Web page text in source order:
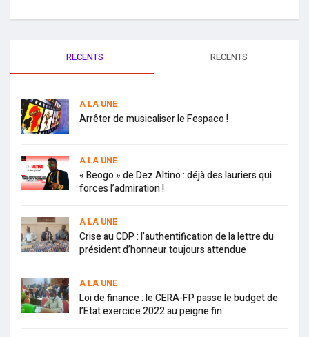
RECENTS RECENTS
A LA UNE
Arrêter de musicaliser le Fespaco !
A LA UNE
« Beogo » de Dez Altino : déjà des lauriers qui
forces l’admiration !
A LA UNE
Crise au CDP : l’authentification de la lettre du
président d’honneur toujours attendue
A LA UNE
Loi de finance : le CERA-FP passe le budget de
l’Etat exercice 2022 au peigne fin